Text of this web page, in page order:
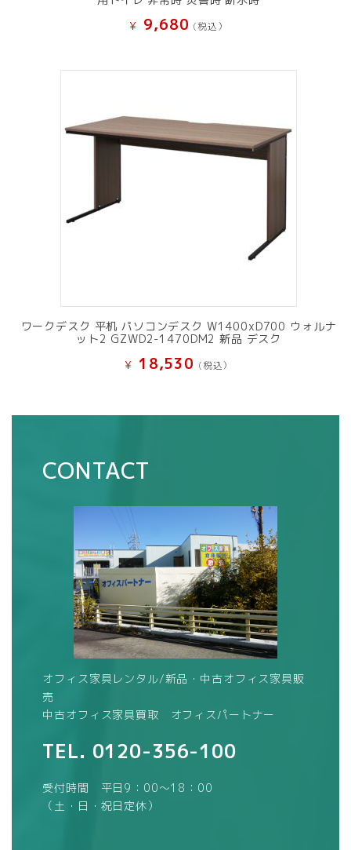
¥ 9,680 (税込）
ワークデスク 平机 パソコンデスク W1400xD700 ウォルナ
ット2 GZWD2-1470DM2 新品 デスク
¥ 18,530 (税込）
CONTACT
オフィス家具レンタル/新品・中古オフィス家具販
売
中古オフィス家具買取 オフィスパートナー
TEL. 0120-356-100
受付時間 平日9：00～18：00
（土・日・祝日定休）